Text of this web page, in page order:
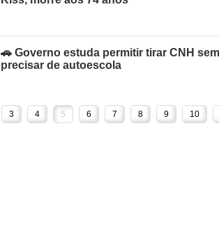
🚗 Governo estuda permitir tirar CNH sem
precisar de autoescola
3 4 5 6 7 8 9 10